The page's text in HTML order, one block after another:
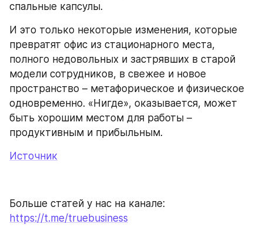
спальные капсулы.
И это только некоторые изменения, которые
превратят офис из стационарного места,
полного недовольных и застрявших в старой
модели сотрудников, в свежее и новое
пространство – метафорическое и физическое
одновременно. «Нигде», оказывается, может
быть хорошим местом для работы –
продуктивным и прибыльным.
Источник
https://t.me/truebusiness